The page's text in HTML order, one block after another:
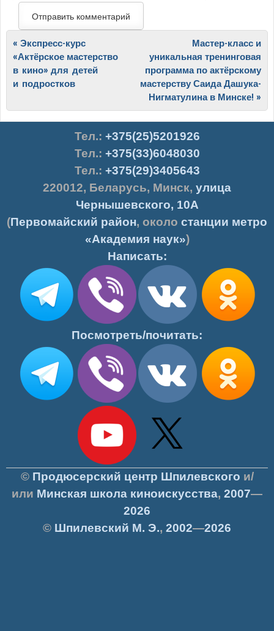
Post navigation
« Экспресс-курс
«Актёрское мастерство
в кино» для детей
и подростков
Мастер-класс и
уникальная тренинговая
программа по актёрскому
мастерству Саида Дашука-
Нигматулина в Минске! »
Тел.: +375(25)5201926
Тел.: +375(33)6048030
Тел.: +375(29)3405643
220012, Беларусь, Минск, улица
Чернышевского, 10А
(Первомайский район, около станции метро
«Академия наук»)
Написать:
Посмотреть/почитать:
© Продюсерский центр Шпилевского и/
или Минская школа киноискусства, 2007—
2026
© Шпилевский М. Э., 2002—2026